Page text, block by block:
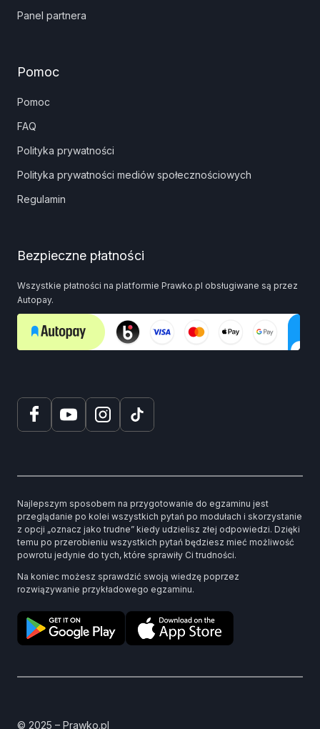
Panel partnera
Pomoc
Pomoc
FAQ
Polityka prywatności
Polityka prywatności mediów społecznościowych
Regulamin
Bezpieczne płatności
Wszystkie płatności na platformie Prawko.pl obsługiwane są przez
Autopay.
Najlepszym sposobem na przygotowanie do egzaminu jest
przeglądanie po kolei wszystkich pytań po modułach i skorzystanie
z opcji „oznacz jako trudne” kiedy udzielisz złej odpowiedzi. Dzięki
temu po przerobieniu wszystkich pytań będziesz mieć możliwość
powrotu jedynie do tych, które sprawiły Ci trudności.
Na koniec możesz sprawdzić swoją wiedzę poprzez
rozwiązywanie przykładowego egzaminu.
© 2025 – Prawko.pl